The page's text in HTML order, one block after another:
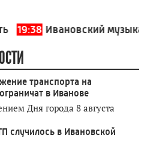
Ивановский музыкальный
транспорта на
в Иванове
Дня города 8 августа
случилось в Ивановской